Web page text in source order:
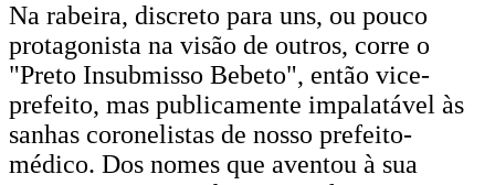
Na rabeira, discreto para uns, ou pouco
protagonista na visão de outros, corre o
"Preto Insubmisso Bebeto", então vice-
prefeito, mas publicamente impalatável às
sanhas coronelistas de nosso prefeito-
médico. Dos nomes que aventou à sua